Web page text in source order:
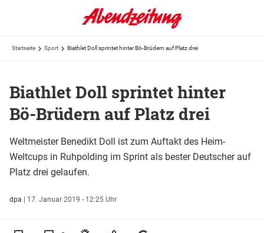
Startseite Sport Biathlet Doll sprintet hinter Bö-Brüdern auf Platz drei
Biathlet Doll sprintet hinter
Bö-Brüdern auf Platz drei
Weltmeister Benedikt Doll ist zum Auftakt des Heim-
Weltcups in Ruhpolding im Sprint als bester Deutscher auf
Platz drei gelaufen.
dpa | 17. Januar 2019 - 12:25 Uhr